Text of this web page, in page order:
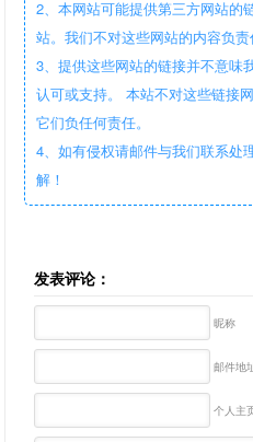
2、本网站可能提供第三方网站的
站。我们不对这些网站的内容负责
3、提供这些网站的链接并不意味
认可或支持。 本站不对这些链接
它们负任何责任。
4、如有侵权请邮件与我们联系处
解！
发表评论：
昵称
邮件地
个人主